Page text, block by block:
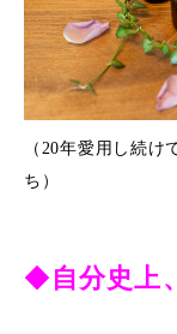
（20年愛用し続
ち）
◆ 自分史上